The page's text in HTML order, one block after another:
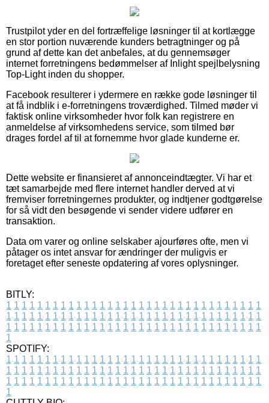
Trustpilot yder en del fortræffelige løsninger til at kortlægge
en stor portion nuværende kunders betragtninger og på
grund af dette kan det anbefales, at du gennemsøger
internet forretningens bedømmelser af Inlight spejlbelysning
Top-Light inden du shopper.
Facebook resulterer i ydermere en række gode løsninger til
at få indblik i e-forretningens troværdighed. Tilmed møder vi
faktisk online virksomheder hvor folk kan registrere en
anmeldelse af virksomhedens service, som tilmed bør
drages fordel af til at fornemme hvor glade kunderne er.
Dette website er finansieret af annonceindtægter. Vi har et
tæt samarbejde med flere internet handler derved at vi
fremviser forretningernes produkter, og indtjener godtgørelse
for så vidt den besøgende vi sender videre udfører en
transaktion.
Data om varer og online selskaber ajourføres ofte, men vi
påtager os intet ansvar for ændringer der muligvis er
foretaget efter seneste opdatering af vores oplysninger.
BITLY:
1 1 1 1 1 1 1 1 1 1 1 1 1 1 1 1 1 1 1 1 1 1 1 1 1 1 1 1 1 1 1 1 1
1 1 1 1 1 1 1 1 1 1 1 1 1 1 1 1 1 1 1 1 1 1 1 1 1 1 1 1 1 1 1 1 1
1 1 1 1 1 1 1 1 1 1 1 1 1 1 1 1 1 1 1 1 1 1 1 1 1 1 1 1 1 1 1 1 1
1
SPOTIFY:
1 1 1 1 1 1 1 1 1 1 1 1 1 1 1 1 1 1 1 1 1 1 1 1 1 1 1 1 1 1 1 1 1
1 1 1 1 1 1 1 1 1 1 1 1 1 1 1 1 1 1 1 1 1 1 1 1 1 1 1 1 1 1 1 1 1
1 1 1 1 1 1 1 1 1 1 1 1 1 1 1 1 1 1 1 1 1 1 1 1 1 1 1 1 1 1 1 1 1
1